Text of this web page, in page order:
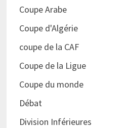
Coupe Arabe
Coupe d'Algérie
coupe de la CAF
Coupe de la Ligue
Coupe du monde
Débat
Division Inférieures